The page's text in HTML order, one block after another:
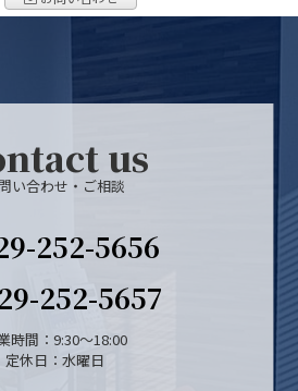
us
い合わせ・ご相談
252-5656
252-5657
時間：9:30～18:00
定休日：水曜日